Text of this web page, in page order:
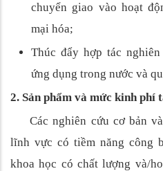
chuyển giao vào hoạt
mại hóa;
Thúc đẩy hợp tác
ứng dụng trong nước và
2. Sản phẩm và mức kinh phí
Các nghiên cứu cơ bản
lĩnh vực có tiềm năng công
khoa học có chất lượng và/